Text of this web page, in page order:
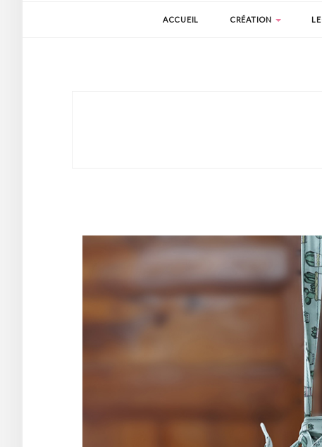
ACCUEIL CRÉATION